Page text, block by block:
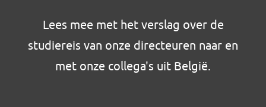
Lees mee met het verslag over de
studiereis van onze directeuren naar en
met onze collega's uit België.